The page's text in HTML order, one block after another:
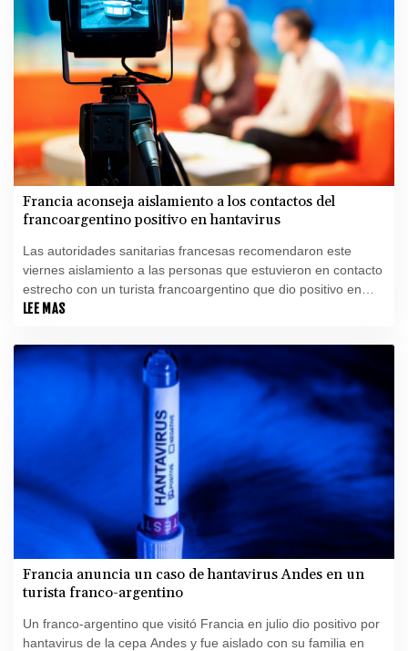
Francia aconseja aislamiento a los contactos del
francoargentino positivo en hantavirus
Las autoridades sanitarias francesas recomendaron este
viernes aislamiento a las personas que estuvieron en contacto
estrecho con un turista francoargentino que dio positivo en
hantavirus en Francia antes de viajar a España, donde está
"bajo".
LEE MAS
Francia anuncia un caso de hantavirus Andes en un
turista franco-argentino
Un franco-argentino que visitó Francia en julio dio positivo por
hantavirus de la cepa Andes y fue aislado con su familia en